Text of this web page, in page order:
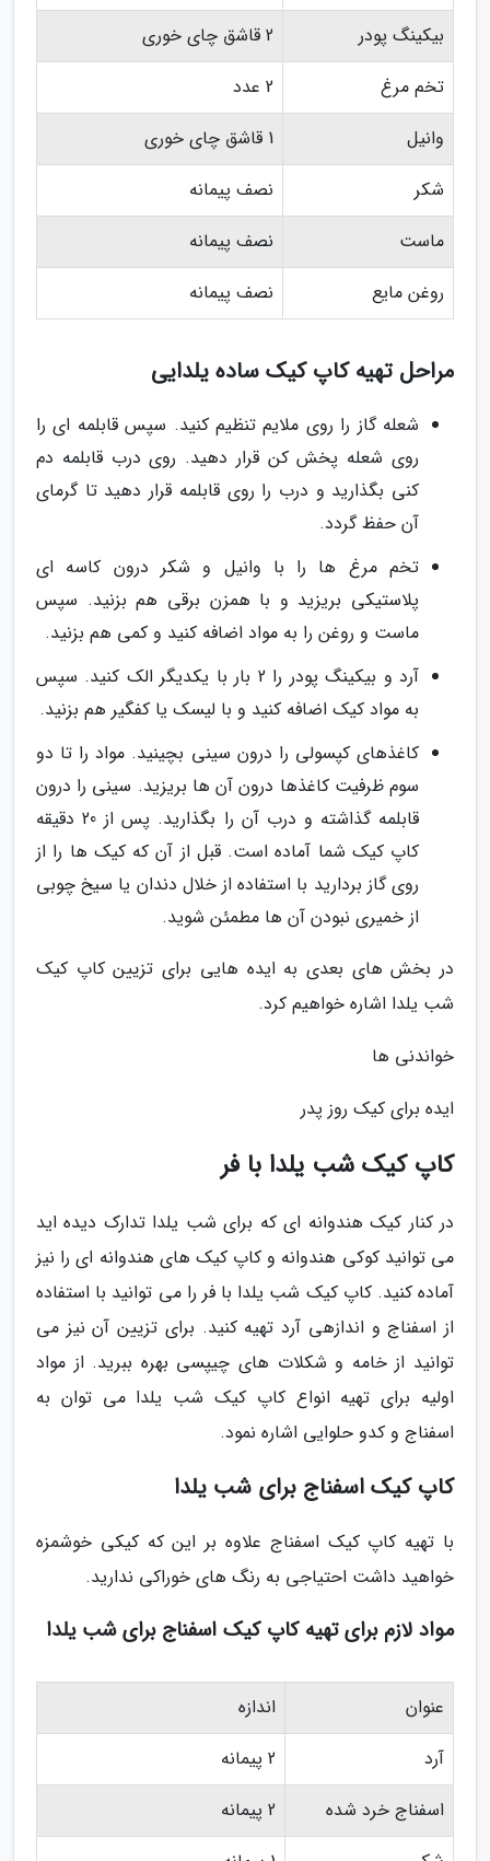
بیکینگ پودر
2 قاشق چای خوری
تخم مرغ
2 عدد
وانیل
1 قاشق چای خوری
شکر
نصف پیمانه
ماست
نصف پیمانه
روغن مایع
نصف پیمانه
مراحل تهیه کاپ کیک ساده یلدایی
شعله گاز را روی ملایم تنظیم کنید. سپس قابلمه ای را
روی شعله پخش کن قرار دهید. روی درب قابلمه دم
کنی بگذارید و درب را روی قابلمه قرار دهید تا گرمای
آن حفظ گردد.
تخم مرغ ها را با وانیل و شکر درون کاسه ای
پلاستیکی بریزید و با همزن برقی هم بزنید. سپس
ماست و روغن را به مواد اضافه کنید و کمی هم بزنید.
آرد و بیکینگ پودر را 2 بار با یکدیگر الک کنید. سپس
به مواد کیک اضافه کنید و با لیسک یا کفگیر هم بزنید.
کاغذهای کپسولی را درون سینی بچینید. مواد را تا دو
سوم ظرفیت کاغذها درون آن ها بریزید. سینی را درون
قابلمه گذاشته و درب آن را بگذارید. پس از 20 دقیقه
کاپ کیک شما آماده است. قبل از آن که کیک ها را از
روی گاز بردارید با استفاده از خلال دندان یا سیخ چوبی
از خمیری نبودن آن ها مطمئن شوید.
در بخش های بعدی به ایده هایی برای تزیین کاپ کیک
شب یلدا اشاره خواهیم کرد.
خواندنی ها
ایده برای کیک روز پدر
کاپ کیک شب یلدا با فر
در کنار کیک هندوانه ای که برای شب یلدا تدارک دیده اید
می توانید کوکی هندوانه و کاپ کیک های هندوانه ای را نیز
آماده کنید. کاپ کیک شب یلدا با فر را می توانید با استفاده
از اسفناج و اندازهی آرد تهیه کنید. برای تزیین آن نیز می
توانید از خامه و شکلات های چیپسی بهره ببرید. از مواد
اولیه برای تهیه انواع کاپ کیک شب یلدا می توان به
اسفناج و کدو حلوایی اشاره نمود.
کاپ کیک اسفناج برای شب یلدا
با تهیه کاپ کیک اسفناج علاوه بر این که کیکی خوشمزه
خواهید داشت احتیاجی به رنگ های خوراکی ندارید.
مواد لازم برای تهیه کاپ کیک اسفناج برای شب یلدا
عنوان
اندازه
آرد
2 پیمانه
اسفناج خرد شده
2 پیمانه